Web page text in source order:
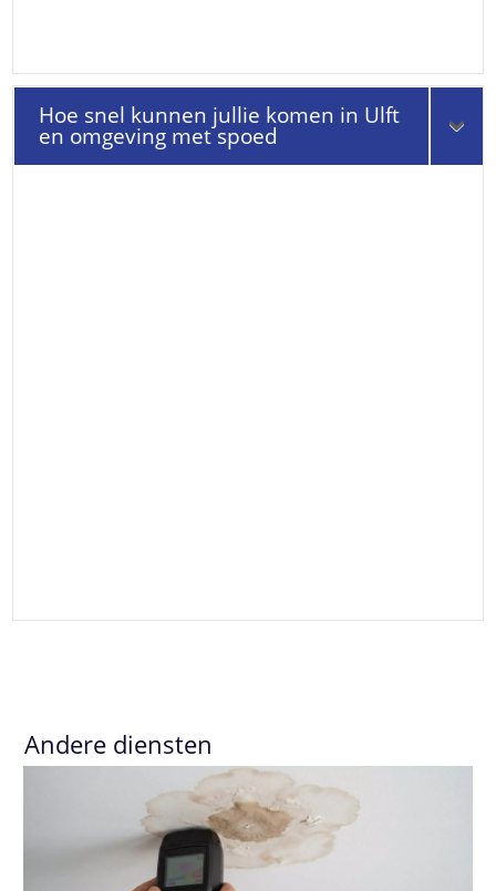
Hoe snel kunnen jullie komen in Ulft
en omgeving met spoed
Andere diensten